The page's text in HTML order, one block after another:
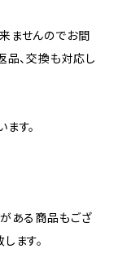
ませんのでお間
品、交換も対応し
す。
ある商品もござ
ます。